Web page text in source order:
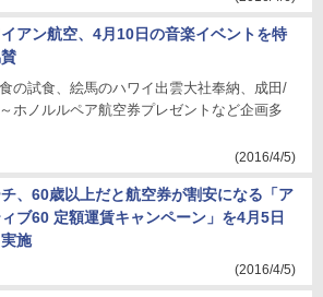
アン航空、4月10日の音楽イベントを特
の試食、絵馬のハワイ出雲大社奉納、成田/
ホノルルペア航空券プレゼントなど企画多
(2016/4/5)
、60歳以上だと航空券が割安になる「ア
ブ60 定額運賃キャンペーン」を4月5日
施
(2016/4/5)